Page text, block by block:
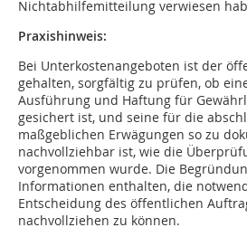
Nichtabhilfemitteilung verwiesen
Praxishinweis:
Bei Unterkostenangeboten ist der
gehalten, sorgfältig zu prüfen, ob
Ausführung und Haftung für
gesichert ist, und seine für die
maßgeblichen Erwägungen so zu
nachvollziehbar ist, wie die
vorgenommen wurde. Die
Informationen enthalten, die
Entscheidung des öffentlichen
nachvollziehen zu können.